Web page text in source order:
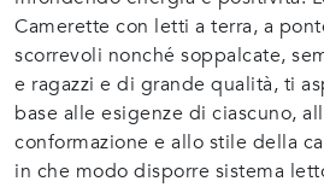
Camerette con letti a terra, a
scorrevoli nonché soppalcate,
e ragazzi e di grande qualità, ti
base alle esigenze di ciascuno,
conformazione e allo stile della
in che modo disporre sistema